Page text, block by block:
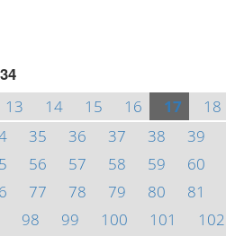
13 14 15 16 17 18
35 36 37 38 39
56 57 58 59 60
77 78 79 80 81
98 99 100 101 102